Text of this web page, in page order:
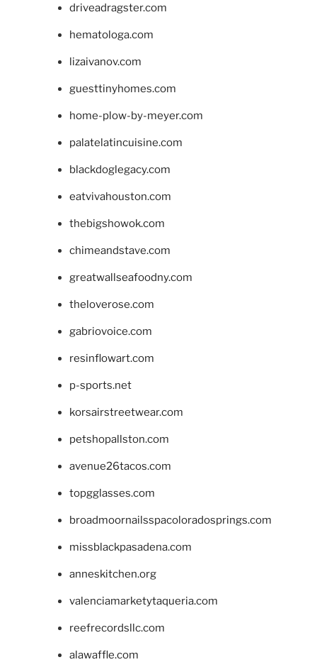
driveadragster.com
hematologa.com
lizaivanov.com
guesttinyhomes.com
home-plow-by-meyer.com
palatelatincuisine.com
blackdoglegacy.com
eatvivahouston.com
thebigshowok.com
chimeandstave.com
greatwallseafoodny.com
theloverose.com
gabriovoice.com
resinflowart.com
p-sports.net
korsairstreetwear.com
petshopallston.com
avenue26tacos.com
topgglasses.com
broadmoornailsspacoloradosprings.com
missblackpasadena.com
anneskitchen.org
valenciamarketytaqueria.com
reefrecordsllc.com
alawaffle.com